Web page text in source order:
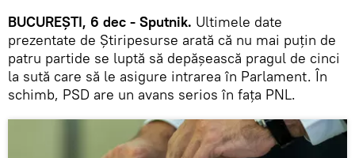
BUCUREȘTI, 6 dec - Sputnik. Ultimele date
prezentate de Știripesurse arată că nu mai puțin de
patru partide se luptă să depășească pragul de cinci
la sută care să le asigure intrarea în Parlament. În
schimb, PSD are un avans serios în fața PNL.